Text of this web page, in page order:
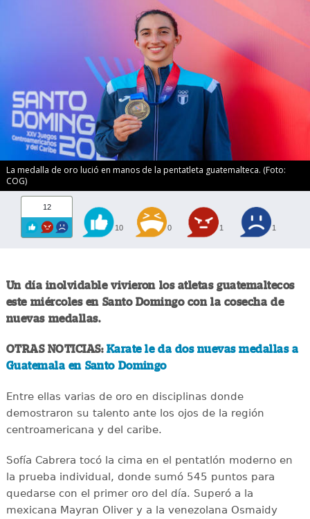
La medalla de oro lució en manos de la pentatleta guatemalteca. (Foto:
COG)
12
10 0 1 1
Un día inolvidable vivieron los atletas guatemaltecos
este miércoles en Santo Domingo con la cosecha de
nuevas medallas.
OTRAS NOTICIAS: Karate le da dos nuevas medallas a
Guatemala en Santo Domingo
Entre ellas varias de oro en disciplinas donde
demostraron su talento ante los ojos de la región
centroamericana y del caribe.
Sofía Cabrera tocó la cima en el pentatlón moderno en
la prueba individual, donde sumó 545 puntos para
quedarse con el primer oro del día. Superó a la
mexicana Mayran Oliver y a la venezolana Osmaidy